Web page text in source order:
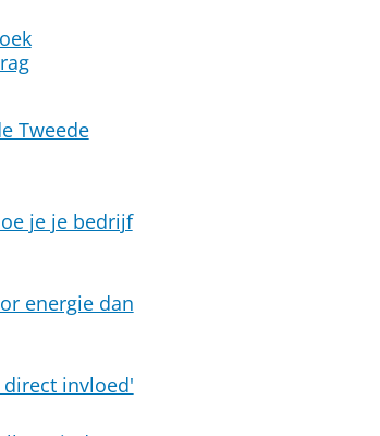
Tweede
je je bedrijf
energie dan
invloed'